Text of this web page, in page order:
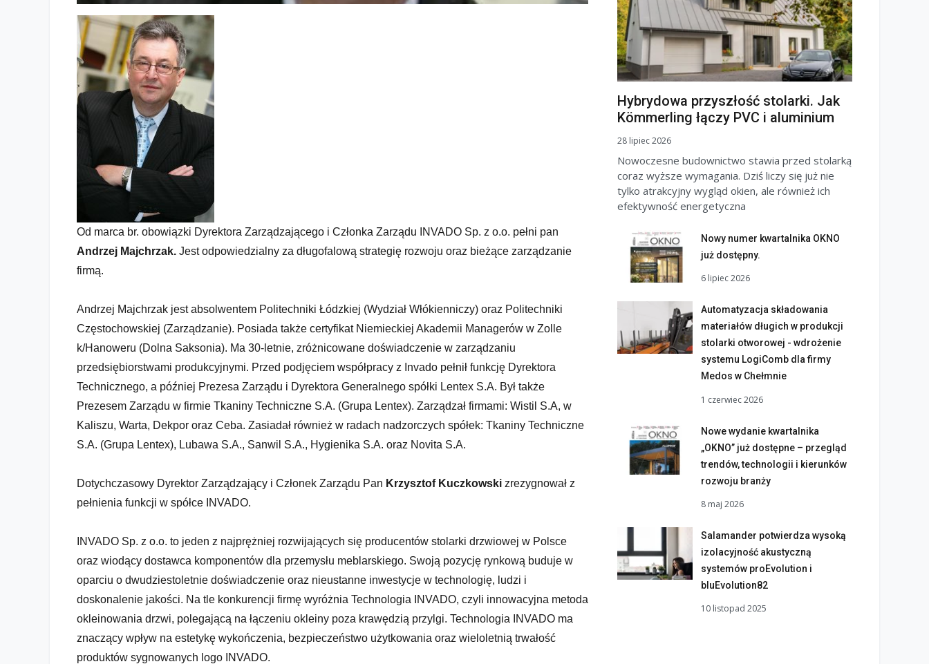
Nowy dyrektor zarządzający w...
Od marca br. obowiązki Dyrektora Zarządzającego i Członka Zarządu INVADO Sp. z o.o. pełni pan
Andrzej Majchrzak. Jest odpowiedzialny za długofalową strategię rozwoju oraz bieżące zarządzanie
firmą.
Andrzej Majchrzak jest absolwentem Politechniki Łódzkiej (Wydział Włókienniczy) oraz Politechniki
Częstochowskiej (Zarządzanie). Posiada także certyfikat Niemieckiej Akademii Managerów w Zolle
k/Hanoweru (Dolna Saksonia). Ma 30-letnie, zróżnicowane doświadczenie w zarządzaniu
przedsiębiorstwami produkcyjnymi. Przed podjęciem współpracy z Invado pełnił funkcję Dyrektora
Technicznego, a później Prezesa Zarządu i Dyrektora Generalnego spółki Lentex S.A. Był także
Prezesem Zarządu w firmie Tkaniny Techniczne S.A. (Grupa Lentex). Zarządzał firmami: Wistil S.A, w
Kaliszu, Warta, Dekpor oraz Ceba. Zasiadał również w radach nadzorczych spółek: Tkaniny Techniczne
S.A. (Grupa Lentex), Lubawa S.A., Sanwil S.A., Hygienika S.A. oraz Novita S.A.
Dotychczasowy Dyrektor Zarządzający i Członek Zarządu Pan Krzysztof Kuczkowski zrezygnował z
pełnienia funkcji w spółce INVADO.
INVADO Sp. z o.o. to jeden z najprężniej rozwijających się producentów stolarki drzwiowej w Polsce
oraz wiodący dostawca komponentów dla przemysłu meblarskiego. Swoją pozycję rynkową buduje w
oparciu o dwudziestoletnie doświadczenie oraz nieustanne inwestycje w technologię, ludzi i
doskonalenie jakości. Na tle konkurencji firmę wyróżnia Technologia INVADO, czyli innowacyjna metoda
okleinowania drzwi, polegającą na łączeniu okleiny poza krawędzią przylgi. Technologia INVADO ma
znaczący wpływ na estetykę wykończenia, bezpieczeństwo użytkowania oraz wieloletnią trwałość
produktów sygnowanych logo INVADO.
Hybrydowa przyszłość stolarki. Jak
Kömmerling łączy PVC i aluminium
28 lipiec 2026
Nowoczesne budownictwo stawia przed stolarką
coraz wyższe wymagania. Dziś liczy się już nie
tylko atrakcyjny wygląd okien, ale również ich
efektywność energetyczna
Nowy numer kwartalnika OKNO
już dostępny.
6 lipiec 2026
Automatyzacja składowania
materiałów długich w produkcji
stolarki otworowej - wdrożenie
systemu LogiComb dla firmy
Medos w Chełmnie
1 czerwiec 2026
Nowe wydanie kwartalnika
„OKNO” już dostępne – przegląd
trendów, technologii i kierunków
rozwoju branży
8 maj 2026
Salamander potwierdza wysoką
izolacyjność akustyczną
systemów proEvolution i
bluEvolution82
10 listopad 2025